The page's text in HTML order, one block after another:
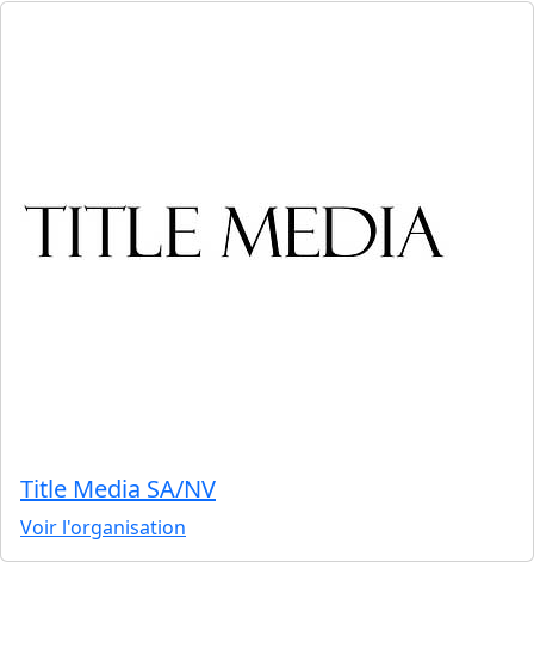
Title Media SA/NV
Voir l'organisation